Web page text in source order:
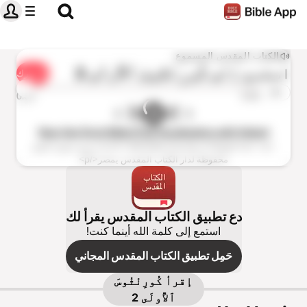
الكتاب المقدس المسموع
استمع إلى كُورِنْثُوسَ ٱلأُولَى 2 شارك
0:00
New Van Dyck Bible (Full Vocalization with Helps)
محفوظة لدار الكتاب المقدس بمصر</p>
دع تطبيق الكتاب المقدس يقرأ لك
استمع إلى كلمة الله أينما كنت!
حَمِل تطبيق الكتاب المقدس المجاني
إقرأ كُورِنْثُوسَ
ٱلأُولَى 2